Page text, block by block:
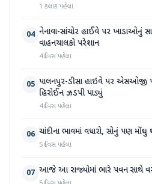
1 કલાક પહેલા
04 નેનાવા-સાંચોર હાઈવે પર ખાડાઓનું
વાહનચાલકો પરેશાન
4 દિવસ પહેલા
05 પાલનપુર-ડીસા હાઇવે પર એસઓજી
હિરોઈન ઝડપી પાડ્યું
4 દિવસ પહેલા
06 ચાંદીના ભાવમાં વધારો, સોનું પણ
5 દિવસ પહેલા
07 આજે આ રાજ્યોમાં ભારે પવન સાથે